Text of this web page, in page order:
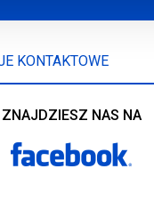
KONTAKTOWE
ZNAJDZIESZ NAS NA